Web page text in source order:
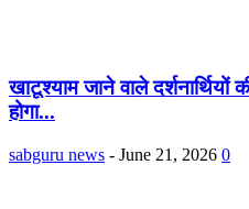
खाटूश्याम जाने वाले
होगा...
sabguru news - June 21, 2026 0